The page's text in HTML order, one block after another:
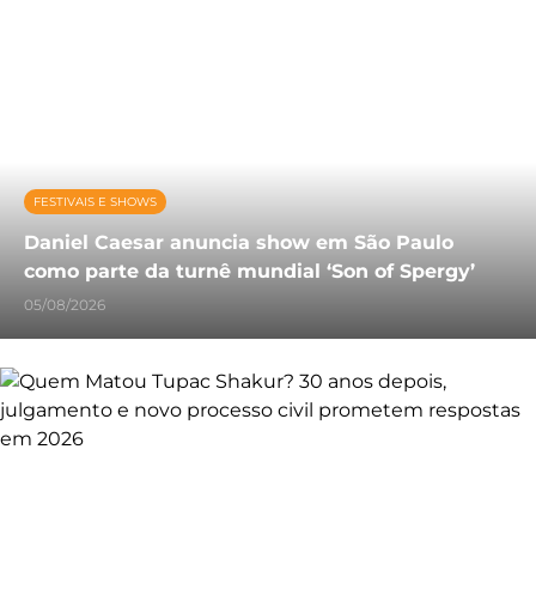
FESTIVAIS E SHOWS
Daniel Caesar anuncia show em São Paulo
como parte da turnê mundial ‘Son of Spergy’
05/08/2026